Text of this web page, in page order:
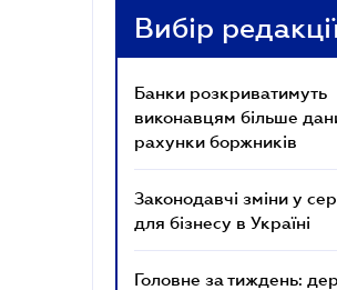
Вибір
Банки розкриватимуть
виконавцям більше
рахунки боржників
Законодавчі зміни у
для бізнесу в Україні
Головне за тиждень: